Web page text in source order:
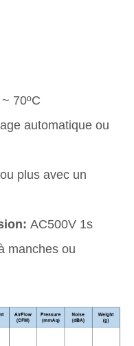
70ºC
automatique ou
plus avec un
AC500V 1s
manches ou